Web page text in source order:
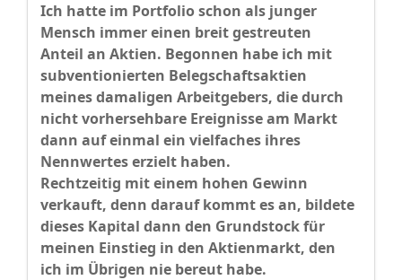
Ich hatte im Portfolio schon als junger
Mensch immer einen breit gestreuten
Anteil an Aktien. Begonnen habe ich mit
subventionierten Belegschaftsaktien
meines damaligen Arbeitgebers, die durch
nicht vorhersehbare Ereignisse am Markt
dann auf einmal ein vielfaches ihres
Nennwertes erzielt haben.
Rechtzeitig mit einem hohen Gewinn
verkauft, denn darauf kommt es an, bildete
dieses Kapital dann den Grundstock für
meinen Einstieg in den Aktienmarkt, den
ich im Übrigen nie bereut habe.